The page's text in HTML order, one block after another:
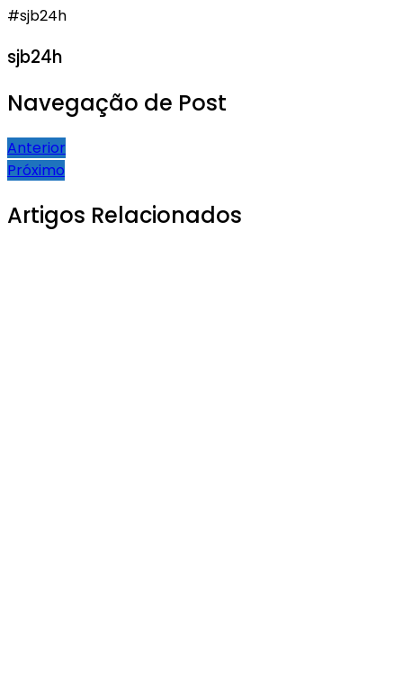
#sjb24h
sjb24h
Navegação de Post
Anterior
Próximo
Artigos Relacionados